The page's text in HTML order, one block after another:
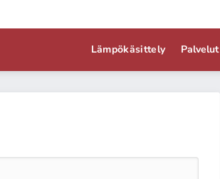
Lämpökäsittely Palvelut